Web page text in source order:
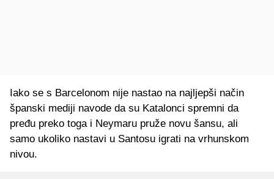
Iako se s Barcelonom nije nastao na najljepši način
španski mediji navode da su Katalonci spremni da
pređu preko toga i Neymaru pruže novu šansu, ali
samo ukoliko nastavi u Santosu igrati na vrhunskom
nivou.